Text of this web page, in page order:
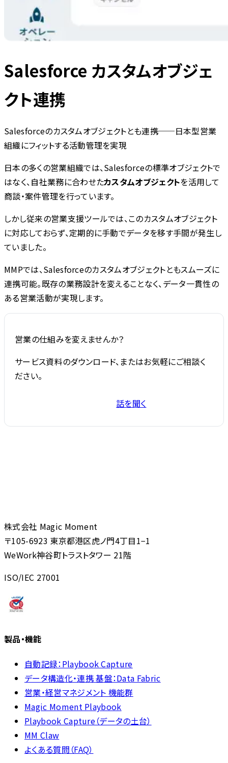
Salesforce カスタムオブジェ
クト連携
Salesforceのカスタムオブジェクトとも連携──日本型営業
組織にフィットする活動管理を実現
日本の多くの営業組織では、Salesforceの標準オブジェクトで
はなく、自社業務に合わせたカスタムオブジェクトを活用して
商談・案件管理を行っています。
しかし従来の営業支援ツールでは、このカスタムオブジェクト
に対応しておらず、定期的に手動でデータを移す手間が発生し
ていました。
MMPでは、Salesforceのカスタムオブジェクトともスムーズに
連携可能。既存の業務設計を変えることなく、データ一貫性の
ある営業活動が実現します。
営業の仕組みを変えませんか？
サービス資料のダウンロード、またはお気軽にご相談く
ださい。
話を聞く
株式会社 Magic Moment
〒105-6923 東京都港区虎ノ門4丁目1−1
WeWork神谷町トラストタワー 21階
ISO/IEC 27001
製品・機能
自動記録：Playbook Capture
データ構造化・連携 基盤：Data Fabric
営業・経営マネジメント 機能群
Magic Moment Playbook
Playbook Capture（データの土台）
MM Claw
よくある質問（FAQ）